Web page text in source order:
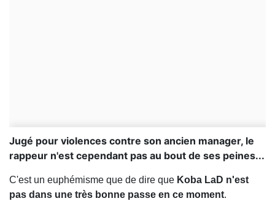
Jugé pour violences contre son ancien manager, le
rappeur n'est cependant pas au bout de ses peines...
C'est un euphémisme que de dire que Koba LaD n'est
pas dans une très bonne passe en ce moment.